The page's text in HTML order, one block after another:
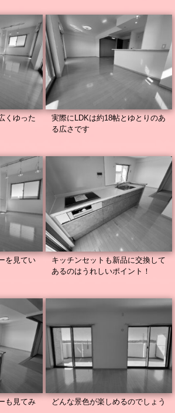
くゆった
実際にLDKは約18帖とゆとりのあ
る広さです
を見てい
キッチンセットも新品に交換して
あるのはうれしいポイント！
も見てみ
どんな景色が楽しめるのでしょう